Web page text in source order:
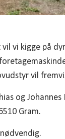
vil vi kigge på
vil
og Johannes
Gram.